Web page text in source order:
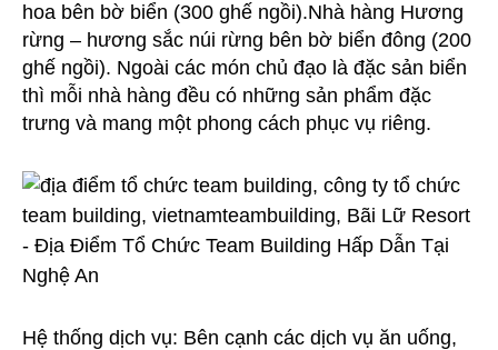
hoa bên bờ biển (300 ghế ngồi).Nhà hàng Hương
rừng – hương sắc núi rừng bên bờ biển đông (200
ghế ngồi). Ngoài các món chủ đạo là đặc sản biển
thì mỗi nhà hàng đều có những sản phẩm đặc
trưng và mang một phong cách phục vụ riêng.
Hệ thống dịch vụ: Bên cạnh các dịch vụ ăn uống,